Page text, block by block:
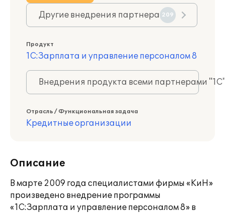
Другие внедрения партнера 209
Продукт
1С:Зарплата и управление персоналом 8
Внедрения продукта всеми партнерами
Отрасль / Функциональная задача
Кредитные организации
Описание
В марте 2009 года специалистами фирмы «КиН»
произведено внедрение программы
«1С:Зарплата и управление персоналом 8» в